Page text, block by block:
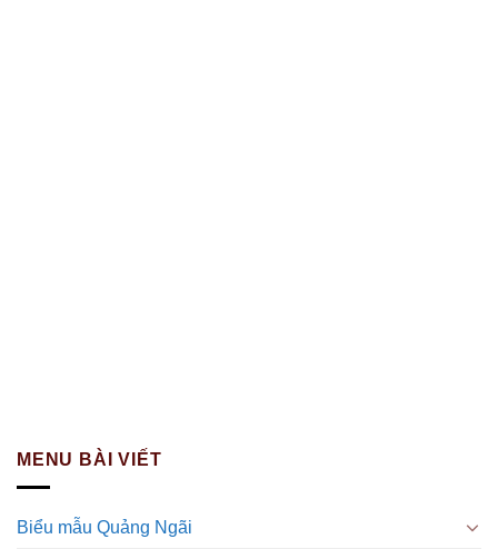
MENU BÀI VIẾT
Biểu mẫu Quảng Ngãi